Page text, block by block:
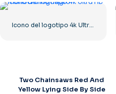
Icono del logotipo 4k Ultra HD monocromo negro
Two Chainsaws Red And
Yellow Lying Side By Side